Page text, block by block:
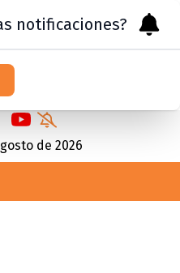
de 2026
notificaciones?